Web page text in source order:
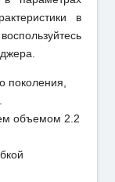
в
поколения,
объемом 2.2